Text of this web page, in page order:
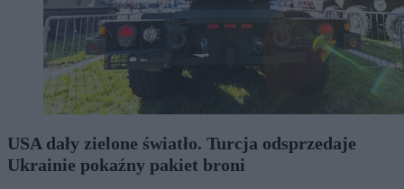
USA dały zielone światło. Turcja odsprzedaje
Ukrainie pokaźny pakiet broni